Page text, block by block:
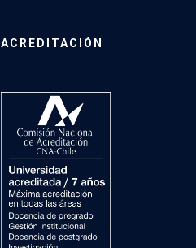
ACREDITACIÓN